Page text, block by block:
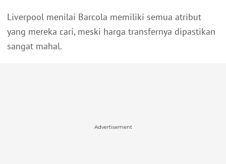
Liverpool menilai Barcola memiliki semua atribut
yang mereka cari, meski harga transfernya dipastikan
sangat mahal.
Advertisement